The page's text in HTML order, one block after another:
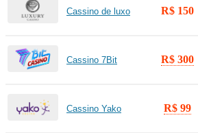
Cassino de luxo R$ 150
Cassino 7Bit R$ 300
Cassino Yako R$ 99